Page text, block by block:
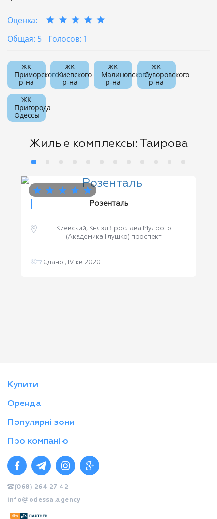
Оценка:
Общая: 5
Голосов: 1
ЖК
Приморского
р-на
ЖК
Киевского
р-на
ЖК
Малиновского
р-на
ЖК
Суворовского
р-на
ЖК
Пригорода
Одессы
Жилые комплексы: Таирова
Розенталь
Киевский, Князя Ярослава Мудрого
(Академика Глушко) проспект
Сдано , IV кв 2020
Купити
Оренда
Популярні зони
Про компанію
(068) 264 27 42
info@odessa.agency